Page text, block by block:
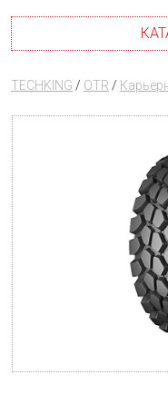
TECHKING / OTR /